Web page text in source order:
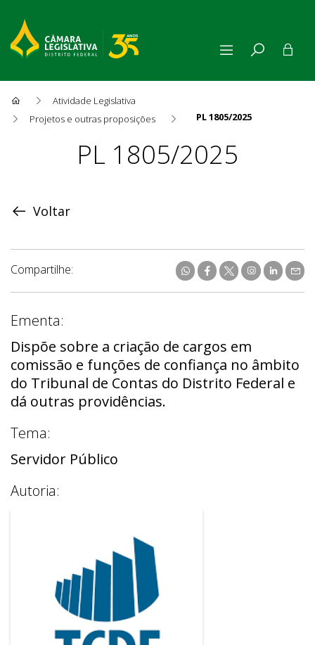
Atividade Legislativa
Projetos e outras proposições
PL 1805/2025
ProposiçãoPL 1805/2025
Voltar
Compartilhe:
Ementa:
Dispõe sobre a criação de cargos em
comissão e funções de confiança no âmbito
do Tribunal de Contas do Distrito Federal e
dá outras providências.
Tema:
Servidor Público
Autoria: